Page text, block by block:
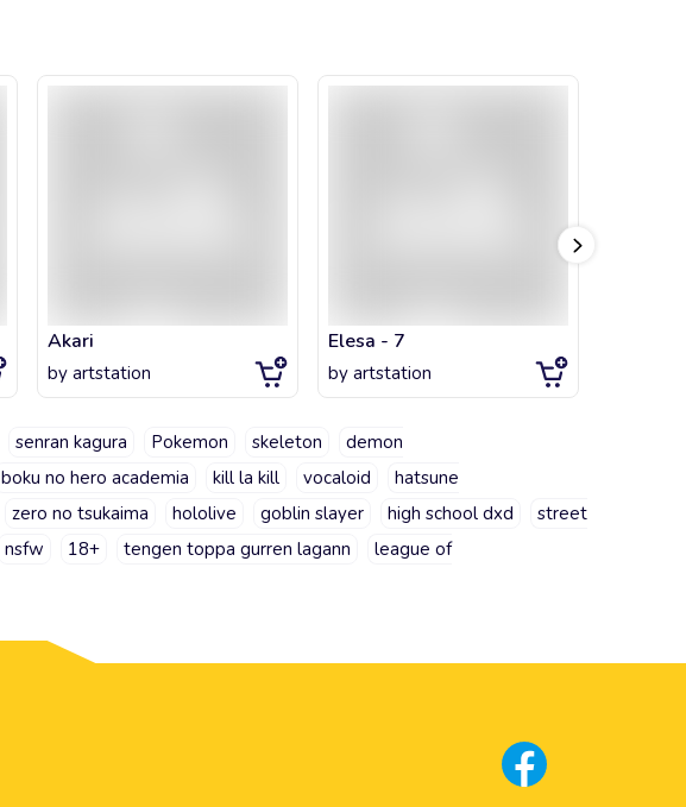
Akari
by artstation
Elesa - 7
by artstation
senran kagura Pokemon skeleton
demon
boku no hero academia kill la kill vocaloid
hatsune
zero no tsukaima hololive goblin slayer high school dxd
street
nsfw 18+ tengen toppa gurren lagann
league of